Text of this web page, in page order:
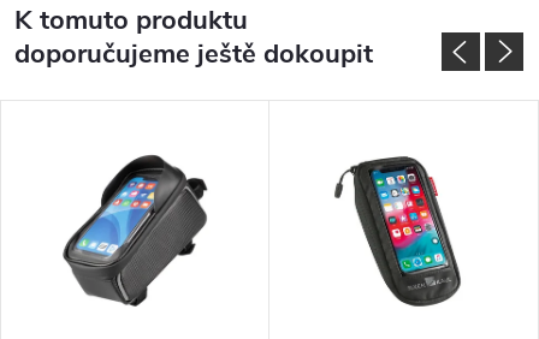
K tomuto produktu
doporučujeme ještě dokoupit